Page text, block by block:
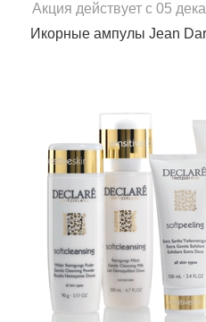
Акция действует с 05
Икорные ампулы Jean